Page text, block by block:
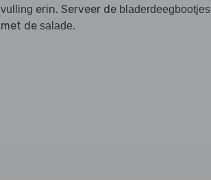
vulling erin. Serveer de bladerdeegbootjes
met de salade.